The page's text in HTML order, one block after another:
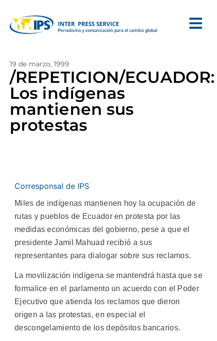
19 de marzo, 1999
/REPETICION/ECUADOR:
Los indígenas
mantienen sus
protestas
Corresponsal de IPS
Miles de indígenas mantienen hoy la ocupación de
rutas y pueblos de Ecuador en protesta por las
medidas económicas del gobierno, pese a que el
presidente Jamil Mahuad recibió a sus
representantes para dialogar sobre sus reclamos.
La movilización indígena se mantendrá hasta que se
formalice en el parlamento un acuerdo con el Poder
Ejecutivo que atienda los reclamos que dieron
origen a las protestas, en especial el
descongelamiento de los depósitos bancarios.